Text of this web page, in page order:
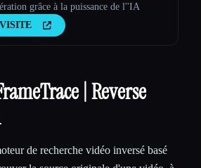
grâce à la puissance de l''IA
VISITE
| Reverse
de recherche vidéo inversé basé